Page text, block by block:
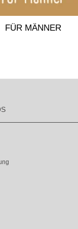
FÜR MÄNNER